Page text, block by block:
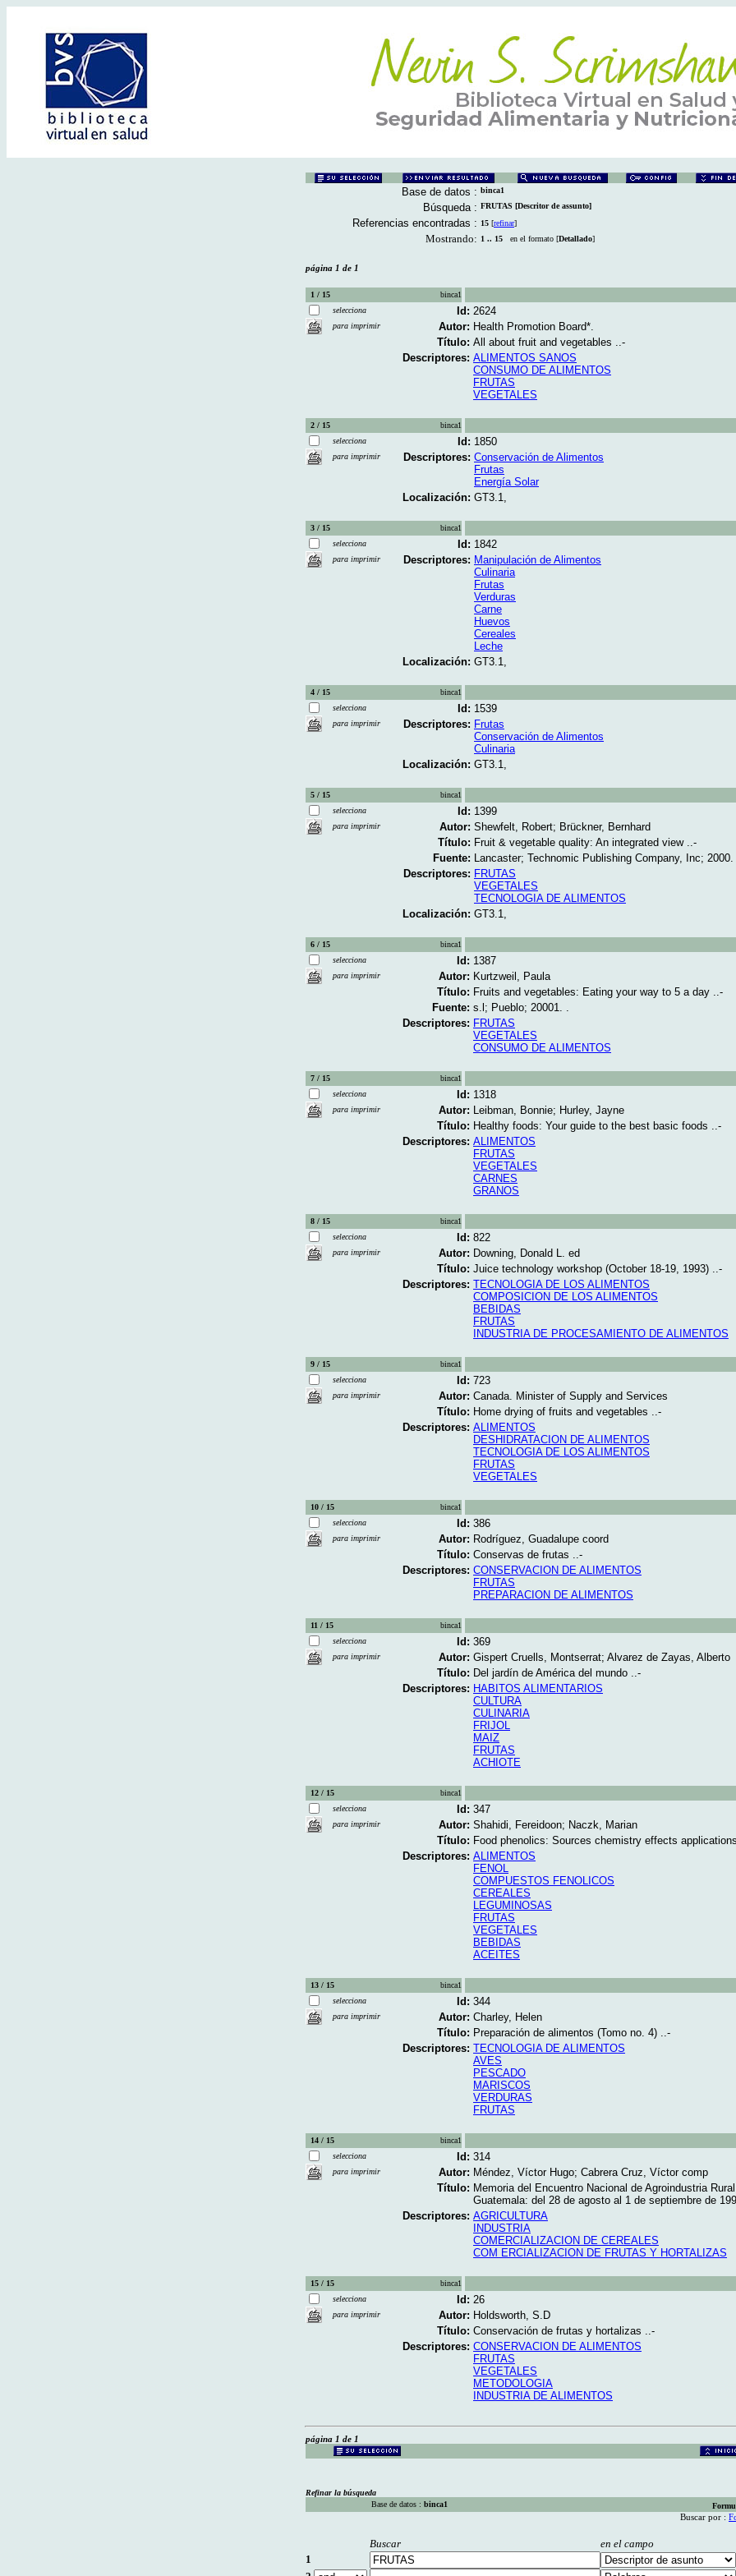
Base de datos : binca1
Búsqueda : FRUTAS [Descritor de assunto]
Referencias encontradas : 15 [refinar]
Mostrando: 1 .. 15 en el formato [Detallado]
página 1 de 1
1 / 15
binca1
selecciona
para imprimir
Id: 2624
Autor: Health Promotion Board*.
Título: All about fruit and vegetables ..-
Descriptores: ALIMENTOS SANOS
CONSUMO DE ALIMENTOS
FRUTAS
VEGETALES
2 / 15
binca1
selecciona
para imprimir
Id: 1850
Descriptores: Conservación de Alimentos
Frutas
Energía Solar
Localización: GT3.1,
3 / 15
binca1
selecciona
para imprimir
Id: 1842
Descriptores: Manipulación de Alimentos
Culinaria
Frutas
Verduras
Carne
Huevos
Cereales
Leche
Localización: GT3.1,
4 / 15
binca1
selecciona
para imprimir
Id: 1539
Descriptores: Frutas
Conservación de Alimentos
Culinaria
Localización: GT3.1,
5 / 15
binca1
selecciona
para imprimir
Id: 1399
Autor: Shewfelt, Robert; Brückner, Bernhard
Título: Fruit & vegetable quality: An integrated view ..-
Fuente: Lancaster; Technomic Publishing Company, Inc; 2000.
Descriptores: FRUTAS
VEGETALES
TECNOLOGIA DE ALIMENTOS
Localización: GT3.1,
6 / 15
binca1
selecciona
para imprimir
Id: 1387
Autor: Kurtzweil, Paula
Título: Fruits and vegetables: Eating your way to 5 a day ..-
Fuente: s.l; Pueblo; 20001. .
Descriptores: FRUTAS
VEGETALES
CONSUMO DE ALIMENTOS
7 / 15
binca1
selecciona
para imprimir
Id: 1318
Autor: Leibman, Bonnie; Hurley, Jayne
Título: Healthy foods: Your guide to the best basic foods ..-
Descriptores: ALIMENTOS
FRUTAS
VEGETALES
CARNES
GRANOS
8 / 15
binca1
selecciona
para imprimir
Id: 822
Autor: Downing, Donald L. ed
Título: Juice technology workshop (October 18-19, 1993) ..-
Descriptores: TECNOLOGIA DE LOS ALIMENTOS
COMPOSICION DE LOS ALIMENTOS
BEBIDAS
FRUTAS
INDUSTRIA DE PROCESAMIENTO DE ALIMENTOS
9 / 15
binca1
selecciona
para imprimir
Id: 723
Autor: Canada. Minister of Supply and Services
Título: Home drying of fruits and vegetables ..-
Descriptores: ALIMENTOS
DESHIDRATACION DE ALIMENTOS
TECNOLOGIA DE LOS ALIMENTOS
FRUTAS
VEGETALES
10 / 15
binca1
selecciona
para imprimir
Id: 386
Autor: Rodríguez, Guadalupe coord
Título: Conservas de frutas ..-
Descriptores: CONSERVACION DE ALIMENTOS
FRUTAS
PREPARACION DE ALIMENTOS
11 / 15
binca1
selecciona
para imprimir
Id: 369
Autor: Gispert Cruells, Montserrat; Alvarez de Zayas, Alberto
Título: Del jardín de América del mundo ..-
Descriptores: HABITOS ALIMENTARIOS
CULTURA
CULINARIA
FRIJOL
MAIZ
FRUTAS
ACHIOTE
12 / 15
binca1
selecciona
para imprimir
Id: 347
Autor: Shahidi, Fereidoon; Naczk, Marian
Título: Food phenolics: Sources chemistry effects
Descriptores: ALIMENTOS
FENOL
COMPUESTOS FENOLICOS
CEREALES
LEGUMINOSAS
FRUTAS
VEGETALES
BEBIDAS
ACEITES
13 / 15
binca1
selecciona
para imprimir
Id: 344
Autor: Charley, Helen
Título: Preparación de alimentos (Tomo no. 4) ..-
Descriptores: TECNOLOGIA DE ALIMENTOS
AVES
PESCADO
MARISCOS
VERDURAS
FRUTAS
14 / 15
binca1
selecciona
para imprimir
Id: 314
Autor: Méndez, Víctor Hugo; Cabrera Cruz, Víctor comp
Título: Memoria del Encuentro Nacional de Agroindustria
Guatemala: del 28 de agosto al 1 de septiembre de
Descriptores: AGRICULTURA
INDUSTRIA
COMERCIALIZACION DE CEREALES
COM ERCIALIZACION DE FRUTAS Y HORTALIZAS
15 / 15
binca1
selecciona
para imprimir
Id: 26
Autor: Holdsworth, S.D
Título: Conservación de frutas y hortalizas ..-
Descriptores: CONSERVACION DE ALIMENTOS
FRUTAS
VEGETALES
METODOLOGIA
INDUSTRIA DE ALIMENTOS
página 1 de 1
Refinar la búsqueda
Base de datos : binca1
Buscar por :
Buscar
en el campo
1